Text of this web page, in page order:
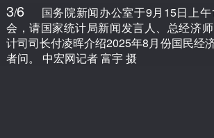
3/6
国务院新闻办公室于9月15日上
会，请国家统计局新闻发言人、总经济
计司司长付凌晖介绍2025年8月份国民经
者问。 中宏网记者 富宇 摄